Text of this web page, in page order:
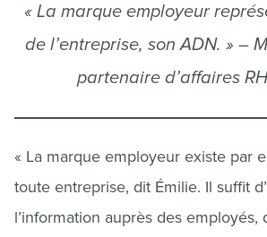
« La marque employeur
de l’entreprise, son ADN. » –
partenaire d’affaires
« La marque employeur existe par
toute entreprise, dit Émilie. Il suffit
l’information auprès des employés,